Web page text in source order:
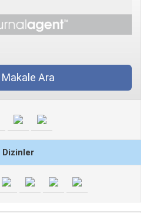
Makale Ara
Dizinler